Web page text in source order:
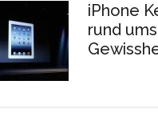
iPhone
rund